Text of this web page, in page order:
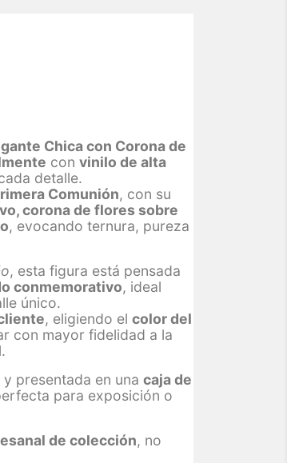
Chica con Corona de
con vinilo de alta
detalle.
Comunión, con su
corona de flores sobre
, evocando ternura, pureza
, esta figura está pensada
conmemorativo, ideal
único.
, eligiendo el color del
con mayor fidelidad a la
y presentada en una caja de
para exposición o
de colección, no